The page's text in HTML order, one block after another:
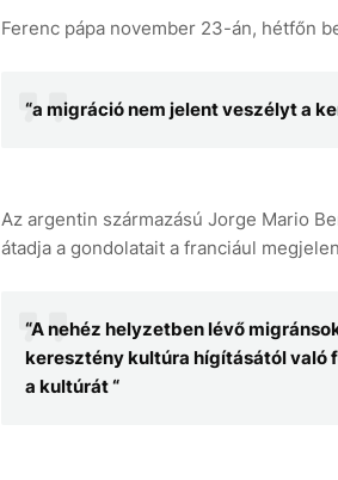
Ferenc pápa november 23-án, hétfőn
“a migráció nem jelent veszélyt a
Az argentin származású Jorge Mario
átadja a gondolatait a franciául
“A nehéz helyzetben lévő
keresztény kultúra hígításától való
a kultúrát “